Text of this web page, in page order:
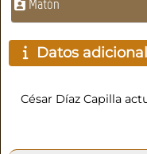
Matón
Datos
César Díaz Capilla